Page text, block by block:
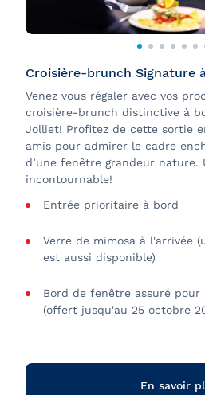
Croisière-brunch Signature
Venez vous régaler avec vos
croisière-brunch distinctive à
Jolliet! Profitez de cette sortie
amis pour admirer le cadre
d’une fenêtre grandeur nature.
incontournable!
Entrée prioritaire à bord
Verre de mimosa à l'arrivée
est aussi disponible)
Bord de fenêtre assuré
(offert jusqu'au 25 octobre
équipage
En savoir